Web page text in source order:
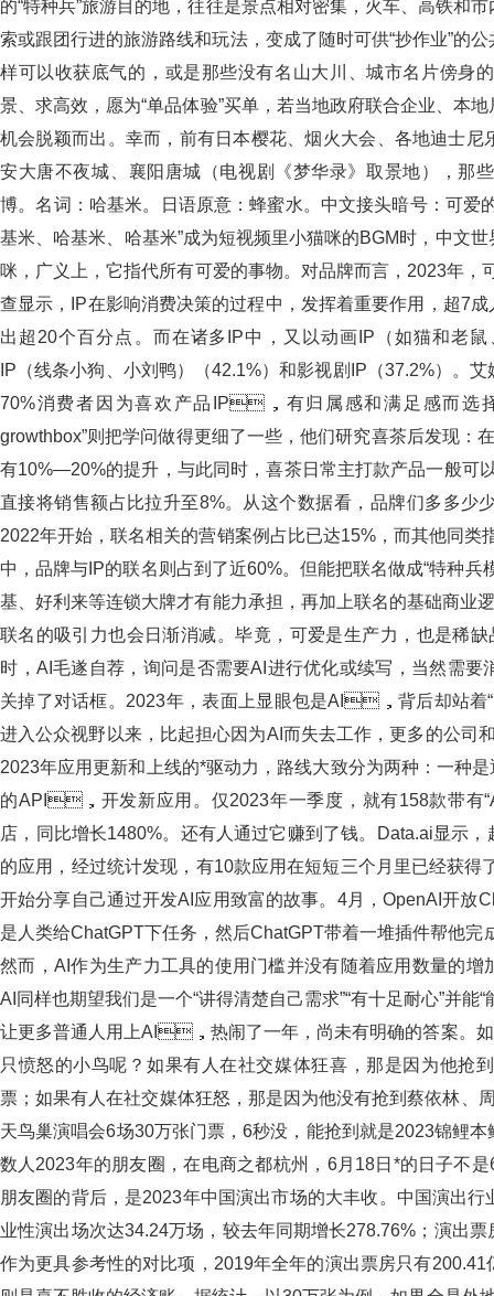
的“特种兵”旅游目的地，往往是景点相对密集，火车、高铁
索或跟团行进的旅游路线和玩法，变成了随时可供“抄作业”的公
样可以收获底气的，或是那些没有名山大川、城市名片傍身
景、求高效，愿为“单品体验”买单，若当地政府联合企业
机会脱颖而出。幸而，前有日本樱花、烟火大会、各地迪士
安大唐不夜城、襄阳唐城（电视剧《梦华录》取景地），
博。名词：哈基米。日语原意：蜂蜜水。中文接头暗号：
基米、哈基米、哈基米”成为短视频里小猫咪的BGM时，中文
咪，广义上，它指代所有可爱的事物。对品牌而言，2023年
查显示，IP在影响消费决策的过程中，发挥着重要作用，超
出超20个百分点。而在诸多IP中，又以动画IP（如猫和老鼠
IP（线条小狗、小刘鸭）（42.1%）和影视剧IP（37.2%）。
70%消费者因为喜欢产品IP，有归属感和满足感而选择
growthbox”则把学问做得更细了一些，他们研究喜茶后发现
有10%—20%的提升，与此同时，喜茶日常主打款产品一般
直接将销售额占比拉升至8%。从这个数据看，品牌们多多少少
2022年开始，联名相关的营销案例占比已达15%，而其他同
中，品牌与IP的联名则占到了近60%。但能把联名做成“特种兵模式
基、好利来等连锁大牌才有能力承担，再加上联名的基础商业
联名的吸引力也会日渐消减。毕竟，可爱是生产力，也是稀
时，AI毛遂自荐，询问是否需要AI进行优化或续写，当然需
关掉了对话框。2023年，表面上显眼包是AI，背后却站
进入公众视野以来，比起担心因为AI而失去工作，更多的公司
2023年应用更新和上线的*驱动力，路线大致分为两种：一种
的API，开发新应用。仅2023年一季度，就有158款带
店，同比增长1480%。还有人通过它赚到了钱。Data.ai显
的应用，经过统计发现，有10款应用在短短三个月里已经获得
开始分享自己通过开发AI应用致富的故事。4月，OpenAI开
是人类给ChatGPT下任务，然后ChatGPT带着一堆插件帮他完成
然而，AI作为生产力工具的使用门槛并没有随着应用数量的增
AI同样也期望我们是一个“讲得清楚自己需求”“有十足耐心”并能“
让更多普通人用上AI，热闹了一年，尚未有明确的答案。
只愤怒的小鸟呢？如果有人在社交媒体狂喜，那是因为他抢
票；如果有人在社交媒体狂怒，那是因为他没有抢到蔡依林、周
天鸟巢演唱会6场30万张门票，6秒没，能抢到就是2023锦鲤本
数人2023年的朋友圈，在电商之都杭州，6月18日*的日子不是
朋友圈的背后，是2023年中国演出市场的大丰收。中国演出
业性演出场次达34.24万场，较去年同期增长278.76%；演出票
作为更具参考性的对比项，2019年全年的演出票房只有200.41亿